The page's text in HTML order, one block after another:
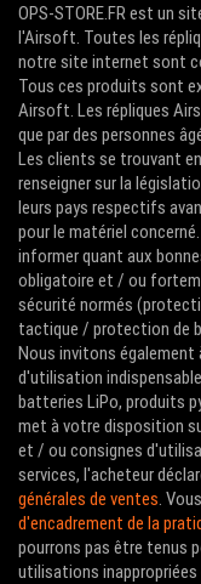
OPS-STORE.FR est un
l'Airsoft. Toutes les
notre site internet sont
Tous ces produits sont
Airsoft. Les répliques
que par des personnes
Les clients se trouvant
renseigner sur la
leurs pays respectifs
pour le matériel
informer quant aux
obligatoire et / ou
sécurité normés
tactique / protection de
Nous invitons également
d'utilisation
batteries LiPo, produits
met à votre disposition
et / ou consignes
services, l'acheteur
générales de ventes .
d'encadrement de la
pourrons pas être tenus
utilisations